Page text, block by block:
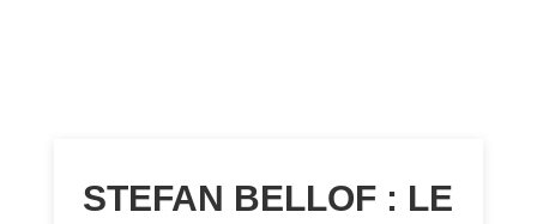
STEFAN BELLOF : LE